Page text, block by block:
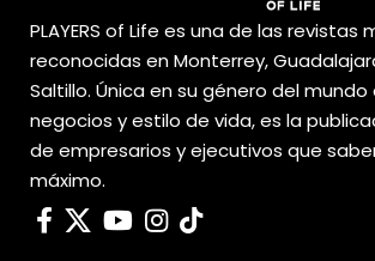
PLAYERS of Life es una de las revistas
reconocidas en Monterrey,
Saltillo. Única en su género del mundo
negocios y estilo de vida, es la
de empresarios y ejecutivos que
máximo.